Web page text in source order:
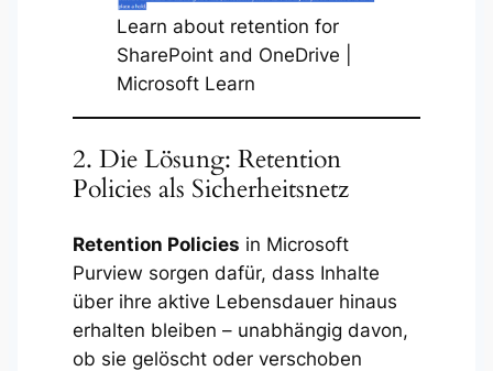
Learn about retention for
SharePoint and OneDrive |
Microsoft Learn
2. Die Lösung: Retention
Policies als Sicherheitsnetz
Retention Policies in Microsoft
Purview sorgen dafür, dass Inhalte
über ihre aktive Lebensdauer hinaus
erhalten bleiben – unabhängig davon,
ob sie gelöscht oder verschoben